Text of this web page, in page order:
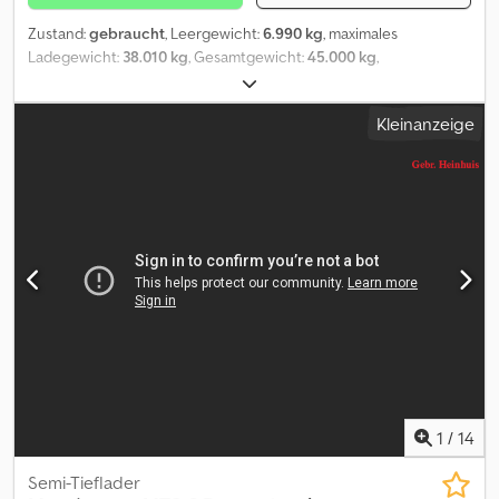
Zustand:gebraucht, Leergewicht:6.990 kg, maximales
Ladegewicht: 38.010 kg, Gesamtgewicht:45.000 kg,
, Radstand:
Kilometerstand:100 km, Getriebetyp:mechanisch, Ausstattung:
, Leergewicht: 6990kg, zulässiges Gesamtgewicht: 45000kg,
Kleinanzeige
1 / 14
Semi-Tieflader